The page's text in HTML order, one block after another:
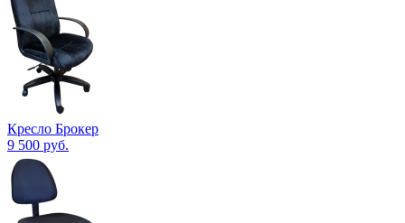
Кресло Брокер
9 500 руб.